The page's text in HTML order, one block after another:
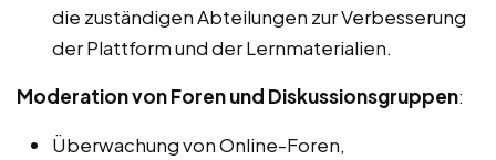
die zuständigen Abteilungen zur Verbesserung
der Plattform und der Lernmaterialien.
Moderation von Foren und Diskussionsgruppen:
Überwachung von Online-Foren,